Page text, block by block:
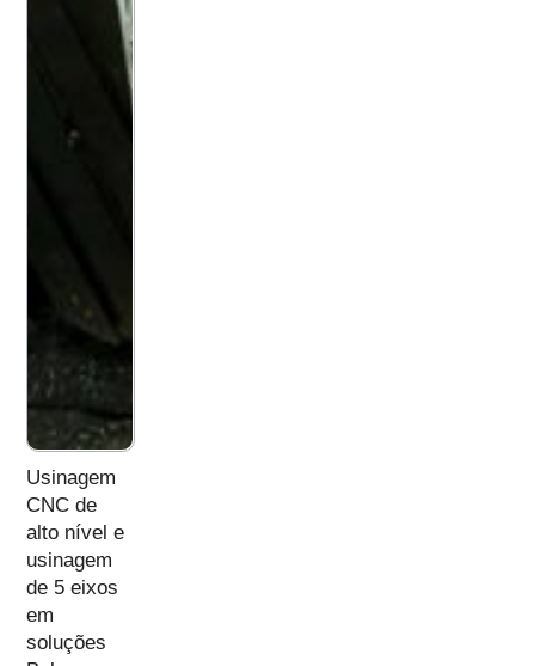
Usinagem
CNC de
alto nível e
usinagem
de 5 eixos
em
soluções